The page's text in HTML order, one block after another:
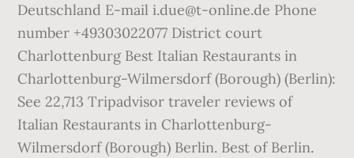
Deutschland E-mail i.due@t-online.de Phone
number +49303022077 District court
Charlottenburg Best Italian Restaurants in
Charlottenburg-Wilmersdorf (Borough) (Berlin):
See 22,713 Tripadvisor traveler reviews of
Italian Restaurants in Charlottenburg-
Wilmersdorf (Borough) Berlin. Best of Berlin.